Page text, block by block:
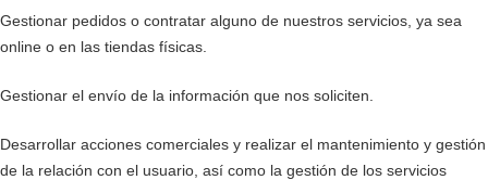
Gestionar pedidos o contratar alguno de nuestros servicios, ya sea
online o en las tiendas físicas.
Gestionar el envío de la información que nos soliciten.
Desarrollar acciones comerciales y realizar el mantenimiento y gestión
de la relación con el usuario, así como la gestión de los servicios